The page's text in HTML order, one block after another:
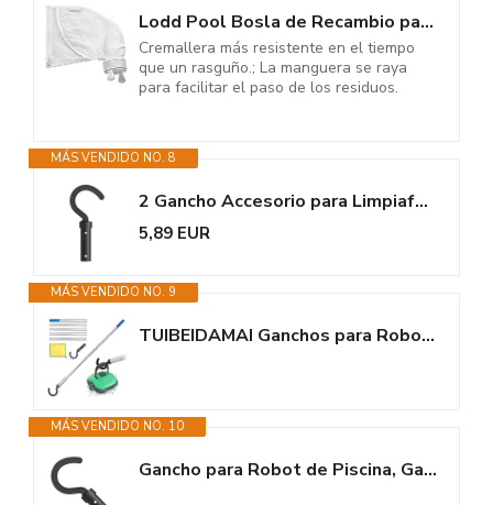
Lodd Pool Bosla de Recambio para Polaris 280 y 480 Robots limpiafondos de...
Cremallera más resistente en el tiempo
que un rasguño.; La manguera se raya
para facilitar el paso de los residuos.
MÁS VENDIDO NO. 8
2 Gancho Accesorio para Limpiafondos Robóticos De Piscinas, Gancho para...
5,89 EUR
MÁS VENDIDO NO. 9
TUIBEIDAMAI Ganchos para Robots De Piscina con Poste Telescópico 185cm,...
MÁS VENDIDO NO. 10
Gancho para Robot de Piscina, Gancho Limpiador de Piscina Accesorios...